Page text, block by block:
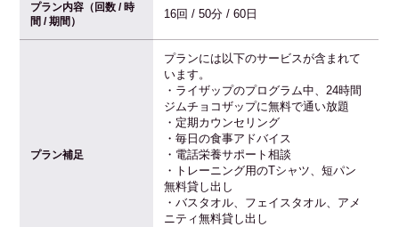
プラン内容（回数 / 時
間 / 期間）
16回 / 50分 / 60日
プラン補足
プランには以下のサービスが含まれて
います。
・ライザップのプログラム中、24時間
ジムチョコザップに無料で通い放題
・定期カウンセリング
・毎日の食事アドバイス
・電話栄養サポート相談
・トレーニング用のTシャツ、短パン
無料貸し出し
・バスタオル、フェイスタオル、アメ
ニティ無料貸し出し